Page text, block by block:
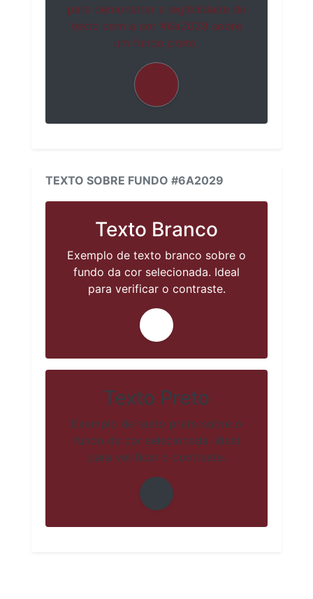
para demonstrar a legibilidade do
texto com a cor #6a2029 sobre
um fundo preto.
TEXTO SOBRE FUNDO #6A2029
Texto Branco
Exemplo de texto branco sobre o
fundo da cor selecionada. Ideal
para verificar o contraste.
Texto Preto
Exemplo de texto preto sobre o
fundo da cor selecionada. Ideal
para verificar o contraste.